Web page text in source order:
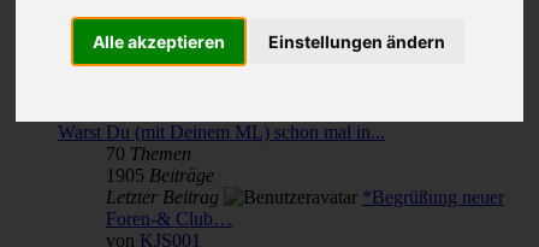
Alle akzeptieren Einstellungen ändern
von & für M-Klasse- und MLCD-Interessierte
Unterforen:
Warst Du (mit Deinem ML) schon mal in...
70 Themen
1905 Beiträge
Letzter Beitrag
*Begrüßung neuer
Foren-& Club…
von KJS001